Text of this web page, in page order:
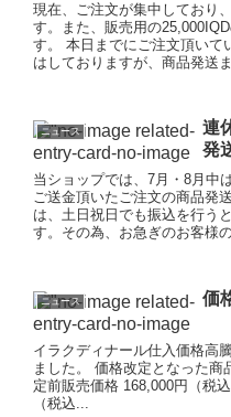
現在、ご注文が集中しており
す。また、販売用の
す。 本日までにご注文頂いて
はしておりますが、商品発送
ニュース
連
発
当ショップでは、7月・8月中
ご送金頂いたご注文の商品発
は、土日祝日でも振込を行う
す。その為、お急ぎのお客様
ニュース 価
イラクディナール仕入価格高
ました。 価格改定となった
定前販売価格 168,000円（税
（税込...